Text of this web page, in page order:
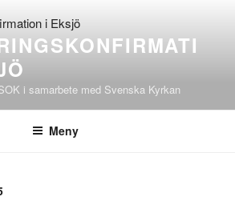
i samarbete med Svenska Kyrkan
Meny